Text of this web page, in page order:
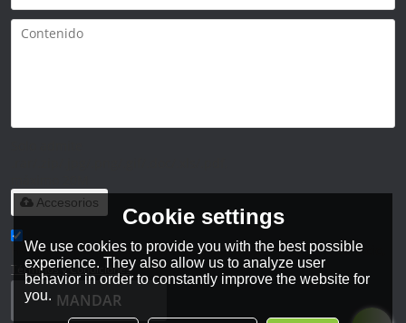
Accesorios
He leido y acepto los Términos y Condiciones de este servicio,
Términos y Condiciones
MANDAR
Cookie settings
We use cookies to provide you with the best possible
experience. They also allow us to analyze user
behavior in order to constantly improve the website for
you.